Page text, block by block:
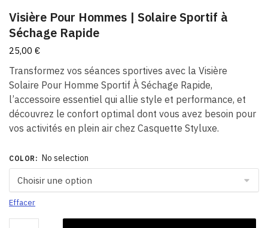
Visière Pour Hommes | Solaire Sportif à
Séchage Rapide
25,00 €
Transformez vos séances sportives avec la Visière
Solaire Pour Homme Sportif À Séchage Rapide,
l’accessoire essentiel qui allie style et performance, et
découvrez le confort optimal dont vous avez besoin pour
vos activités en plein air chez Casquette Styluxe.
COLOR : No selection
Effacer